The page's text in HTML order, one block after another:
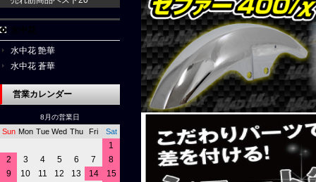
水中花 艶華
水中花 蒼華
営業カレンダー
8月の営業日
Sun Mon Tue Wed Thu Fri Sat
1
2
3 4 5 6 7
8
9
10 11 12 13 14
15